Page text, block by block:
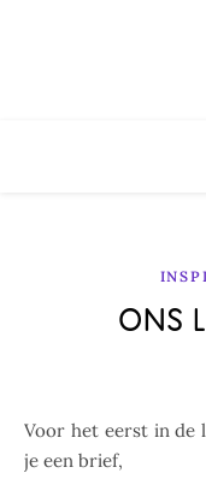
ONS
Voor het eerst in de lange tijd die we samen zijn schrijf ik
je een brief,